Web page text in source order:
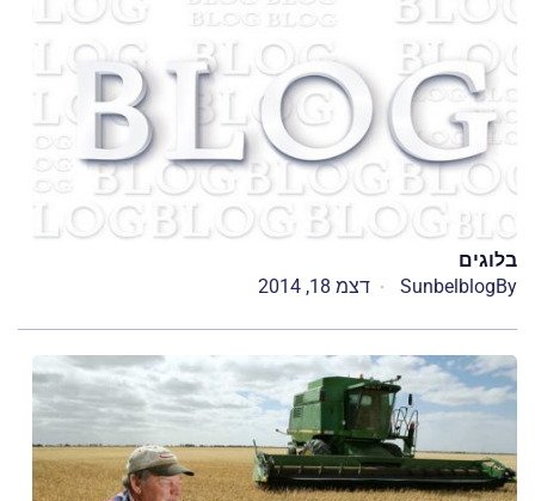
בלוגים
By
Sunbelblog דצמ 18, 2014